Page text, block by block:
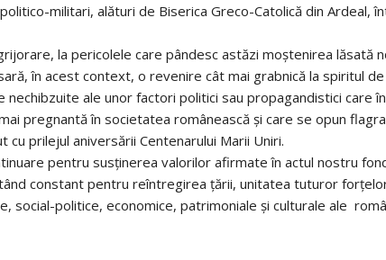
militari, alături de Biserica Greco-Catolică din Ardeal,
la pericolele care pândesc astăzi moștenirea lăsată
în acest context, o revenire cât mai grabnică la spiritul
nechibzuite ale unor factori politici sau propagandistici care
pregnantă în societatea românească și care se opun
prilejul aniversării Centenarului Marii Uniri.
pentru susținerea valorilor afirmate în actul nostru
constant pentru reîntregirea țării, unitatea tuturor
social-politice, economice, patrimoniale și culturale ale